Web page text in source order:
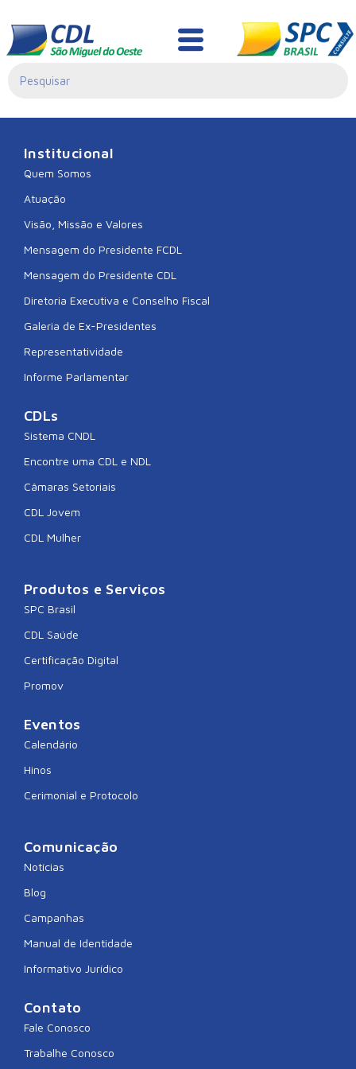
CDL XANXERE
Institucional
Quem Somos
Atuação
Visão, Missão e Valores
Mensagem do Presidente FCDL
Mensagem do Presidente CDL
Diretoria Executiva e Conselho Fiscal
Galeria de Ex-Presidentes
Representatividade
Informe Parlamentar
CDLs
Sistema CNDL
Encontre uma CDL e NDL
Câmaras Setoriais
CDL Jovem
CDL Mulher
Produtos e Serviços
SPC Brasil
CDL Saúde
Certificação Digital
Promov
Eventos
Calendário
Hinos
Cerimonial e Protocolo
Comunicação
Notícias
Blog
Campanhas
Manual de Identidade
Informativo Jurídico
Contato
Fale Conosco
Trabalhe Conosco